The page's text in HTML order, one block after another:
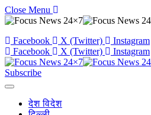
Close Menu
Facebook X (Twitter)
Instagram
Facebook
X (Twitter) Instagram
Subscribe
देश विदेश